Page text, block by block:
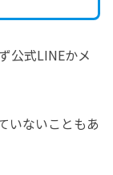
公式LINEかメ
いないこともあ